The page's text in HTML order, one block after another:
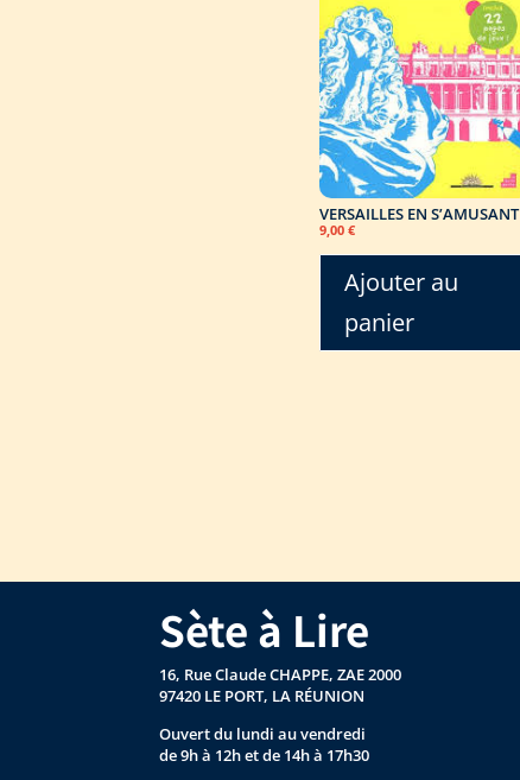
VERSAILLES EN S’AMUSANT
9,00 €
Ajouter au
panier
Sète à Lire
16, Rue Claude CHAPPE, ZAE 2000
97420 LE PORT, LA RÉUNION
Ouvert du lundi au vendredi
de 9h à 12h et de 14h à 17h30